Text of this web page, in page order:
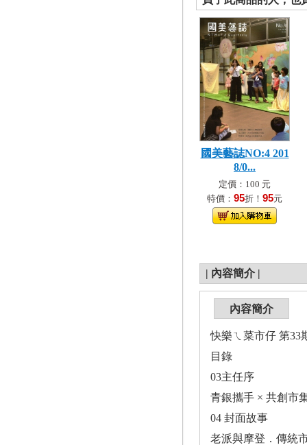
國美藝誌NO:4 201
8/0...
定價：100 元
特價： 95折！ 95元
| 內容簡介 |
內容簡介
快樂ㄟ菜市仔 第33
目錄
03主任序
青銀攜手 × 共創市
04 封面故事
老派與摩登．傳統